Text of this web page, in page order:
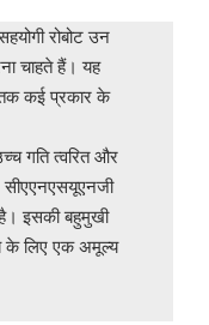
रोबोट उन
चाहते हैं। यह
कई प्रकार के
गति त्वरित और
सीएएनएसयूएनजी
इसकी बहुमुखी
के लिए एक अमूल्य